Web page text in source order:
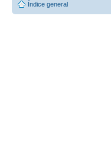
Índice general